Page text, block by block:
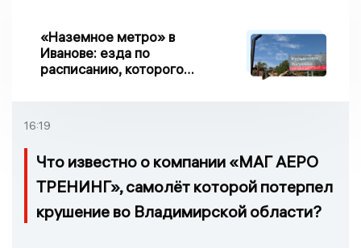
«Наземное метро» в
Иванове: езда по
расписанию, которого
16:19
Что известно о компании «МАГ АЕРО
ТРЕНИНГ», самолёт которой потерпел
крушение во Владимирской области?